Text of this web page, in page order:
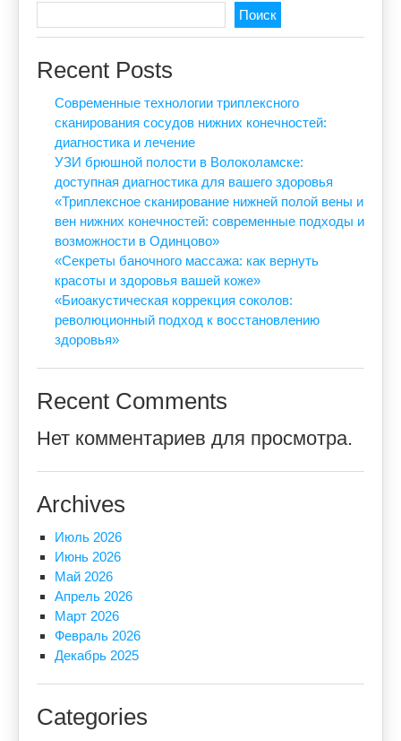
Поиск
Recent Posts
Современные технологии триплексного
сканирования сосудов нижних конечностей:
диагностика и лечение
УЗИ брюшной полости в Волоколамске:
доступная диагностика для вашего здоровья
«Триплексное сканирование нижней полой вены и
вен нижних конечностей: современные подходы и
возможности в Одинцово»
«Секреты баночного массажа: как вернуть
красоты и здоровья вашей коже»
«Биоакустическая коррекция соколов:
революционный подход к восстановлению
здоровья»
Recent Comments
Нет комментариев для просмотра.
Archives
Июль 2026
Июнь 2026
Май 2026
Апрель 2026
Март 2026
Февраль 2026
Декабрь 2025
Categories